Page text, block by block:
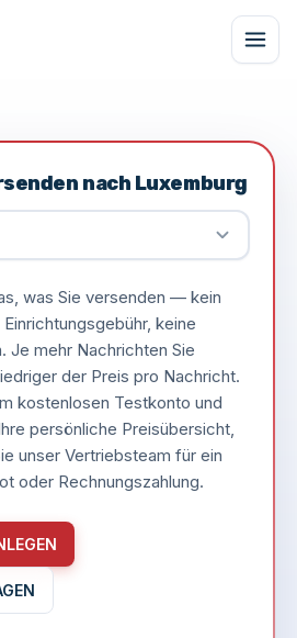
nach Luxemburg
was Sie versenden — kein
keine
Je mehr Nachrichten Sie
der Preis pro Nachricht.
kostenlosen Testkonto und
persönliche Preisübersicht,
unser Vertriebsteam für ein
oder Rechnungszahlung.